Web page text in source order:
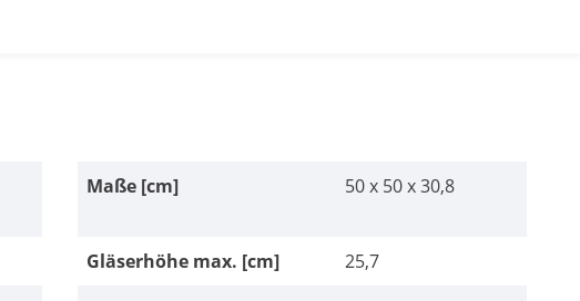
Maße [cm] 50 x 50 x 30,8
Gläserhöhe max. [cm]
25,7